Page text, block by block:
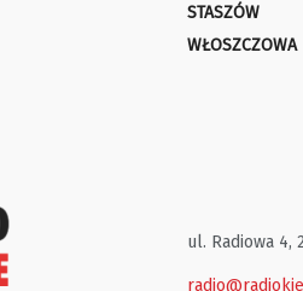
STASZÓW
WŁOSZCZOWA
ul. Radiowa 4,